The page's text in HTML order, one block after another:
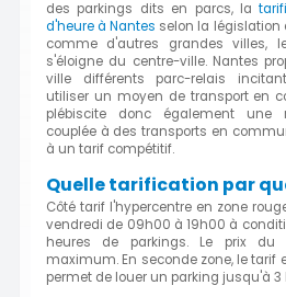
des parkings dits en parcs, la
d'heure à Nantes selon la législation
comme d'autres grandes villes,
s'éloigne du centre-ville. Nantes
ville différents parc-relais
utiliser un moyen de transport en
plébiscite donc également une
couplée à des transports en
à un tarif compétitif.
Quelle tarification par
Côté tarif l'hypercentre en zone
vendredi de 09h00 à 19h00 à
heures de parkings. Le prix
maximum. En seconde zone, le tarif
permet de louer un parking jusqu'à 3